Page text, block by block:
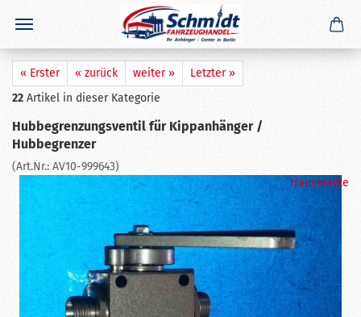
« Erster « zurück weiter »
Letzter »
22 Artikel in dieser Kategorie
Hubbegrenzungsventil für Kippanhänger /
Hubbegrenzer
(Art.Nr.: AV10-999643)
Hausmarke
×
GERADE GEKAUFT
HalsbrückehatSeilendverschluss mit
Simplexhaken für 8 mm Seilgekauft
Ausblenden